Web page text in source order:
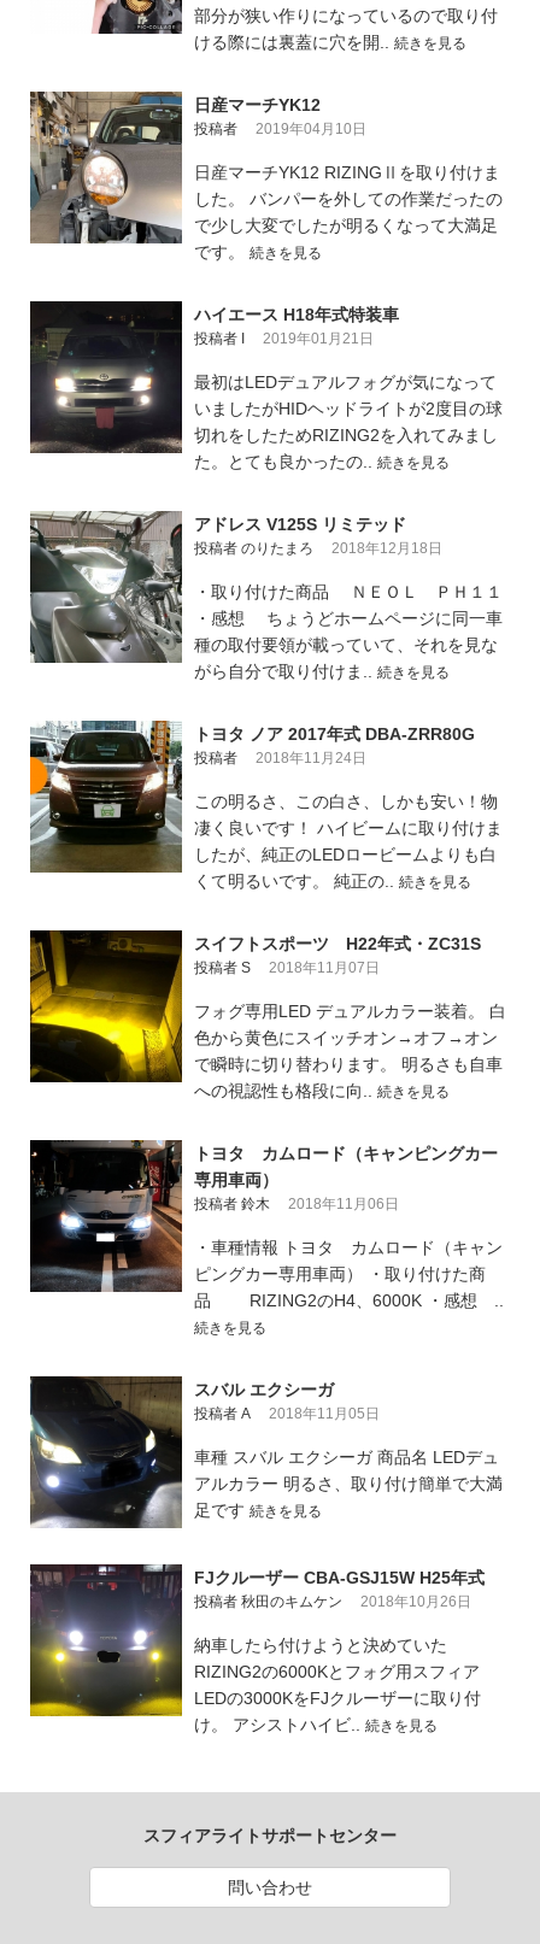
部分が狭い作りになっているので取り付
ける際には裏蓋に穴を開.. 続きを見る
日産マーチYK12
投稿者 2019年04月10日
日産マーチYK12 RIZINGⅡを取り付けま
した。 バンパーを外しての作業だったの
で少し大変でしたが明るくなって大満足
です。 続きを見る
ハイエース H18年式特装車
投稿者 I 2019年01月21日
最初はLEDデュアルフォグが気になって
いましたがHIDヘッドライトが2度目の球
切れをしたためRIZING2を入れてみまし
た。とても良かったの.. 続きを見る
アドレス V125S リミテッド
投稿者 のりたまろ 2018年12月18日
・取り付けた商品 ＮＥＯＬ ＰＨ１１
・感想 ちょうどホームページに同一車
種の取付要領が載っていて、それを見な
がら自分で取り付けま.. 続きを見る
トヨタ ノア 2017年式 DBA-ZRR80G
投稿者 2018年11月24日
この明るさ、この白さ、しかも安い！物
凄く良いです！ ハイビームに取り付けま
したが、純正のLEDロービームよりも白
くて明るいです。 純正の.. 続きを見る
スイフトスポーツ H22年式・ZC31S
投稿者 S 2018年11月07日
フォグ専用LED デュアルカラー装着。 白
色から黄色にスイッチオン→オフ→オン
で瞬時に切り替わります。 明るさも自車
への視認性も格段に向.. 続きを見る
トヨタ カムロード（キャンピングカー
専用車両）
投稿者 鈴木 2018年11月06日
・車種情報 トヨタ カムロード（キャン
ピングカー専用車両） ・取り付けた商
品 RIZING2のH4、6000K ・感想 ..
続きを見る
スバル エクシーガ
投稿者 A 2018年11月05日
車種 スバル エクシーガ 商品名 LEDデュ
アルカラー 明るさ、取り付け簡単で大満
足です 続きを見る
FJクルーザー CBA-GSJ15W H25年式
投稿者 秋田のキムケン 2018年10月26日
納車したら付けようと決めていた
RIZING2の6000Kとフォグ用スフィア
LEDの3000KをFJクルーザーに取り付
け。 アシストハイビ.. 続きを見る
スフィアライトサポートセンター
問い合わせ